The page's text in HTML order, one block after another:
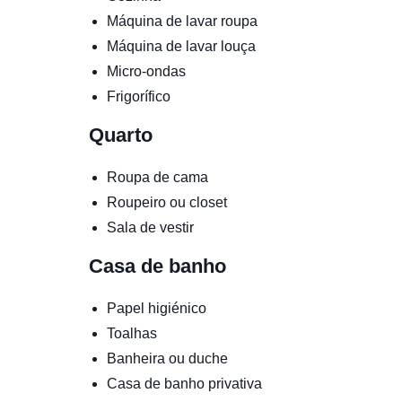
Máquina de lavar roupa
Máquina de lavar louça
Micro-ondas
Frigorífico
Quarto
Roupa de cama
Roupeiro ou closet
Sala de vestir
Casa de banho
Papel higiénico
Toalhas
Banheira ou duche
Casa de banho privativa